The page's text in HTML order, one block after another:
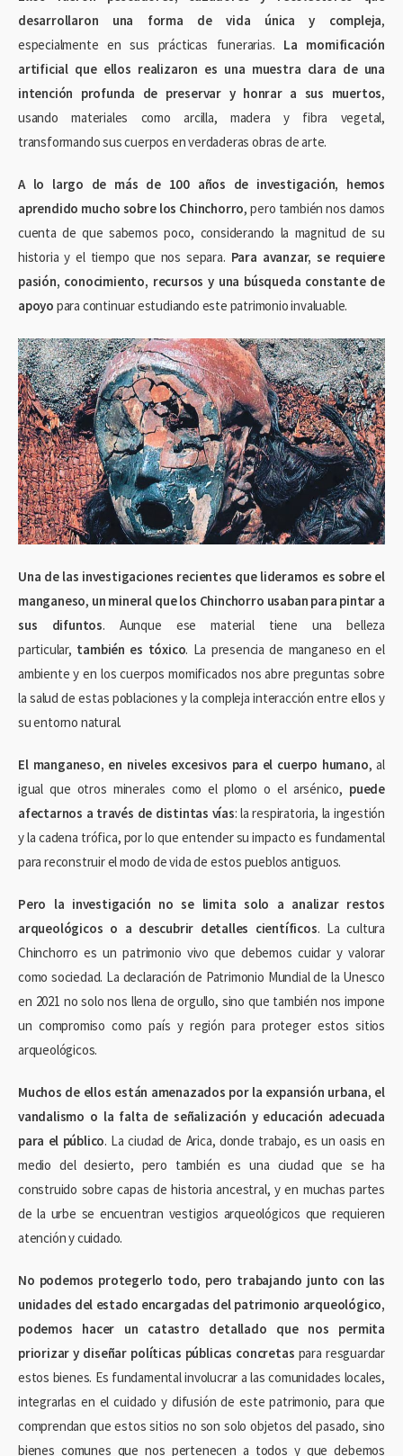
desarrollaron una forma de vida única y compleja,
especialmente en sus prácticas funerarias. La momificación
artificial que ellos realizaron es una muestra clara de una
intención profunda de preservar y honrar a sus muertos,
usando materiales como arcilla, madera y fibra vegetal,
transformando sus cuerpos en verdaderas obras de arte.
A lo largo de más de 100 años de investigación, hemos
aprendido mucho sobre los Chinchorro, pero también nos damos
cuenta de que sabemos poco, considerando la magnitud de su
historia y el tiempo que nos separa. Para avanzar, se requiere
pasión, conocimiento, recursos y una búsqueda constante de
apoyo para continuar estudiando este patrimonio invaluable.
Una de las investigaciones recientes que lideramos es sobre el
manganeso, un mineral que los Chinchorro usaban para pintar a
sus difuntos. Aunque ese material tiene una belleza
particular, también es tóxico. La presencia de manganeso en el
ambiente y en los cuerpos momificados nos abre preguntas sobre
la salud de estas poblaciones y la compleja interacción entre ellos y
su entorno natural.
El manganeso, en niveles excesivos para el cuerpo humano, al
igual que otros minerales como el plomo o el arsénico, puede
afectarnos a través de distintas vías: la respiratoria, la ingestión
y la cadena trófica, por lo que entender su impacto es fundamental
para reconstruir el modo de vida de estos pueblos antiguos.
Pero la investigación no se limita solo a analizar restos
arqueológicos o a descubrir detalles científicos. La cultura
Chinchorro es un patrimonio vivo que debemos cuidar y valorar
como sociedad. La declaración de Patrimonio Mundial de la Unesco
en 2021 no solo nos llena de orgullo, sino que también nos impone
un compromiso como país y región para proteger estos sitios
arqueológicos.
Muchos de ellos están amenazados por la expansión urbana, el
vandalismo o la falta de señalización y educación adecuada
para el público. La ciudad de Arica, donde trabajo, es un oasis en
medio del desierto, pero también es una ciudad que se ha
construido sobre capas de historia ancestral, y en muchas partes
de la urbe se encuentran vestigios arqueológicos que requieren
atención y cuidado.
No podemos protegerlo todo, pero trabajando junto con las
unidades del estado encargadas del patrimonio arqueológico,
podemos hacer un catastro detallado que nos permita
priorizar y diseñar políticas públicas concretas para resguardar
estos bienes. Es fundamental involucrar a las comunidades locales,
integrarlas en el cuidado y difusión de este patrimonio, para que
comprendan que estos sitios no son solo objetos del pasado, sino
bienes comunes que nos pertenecen a todos y que debemos